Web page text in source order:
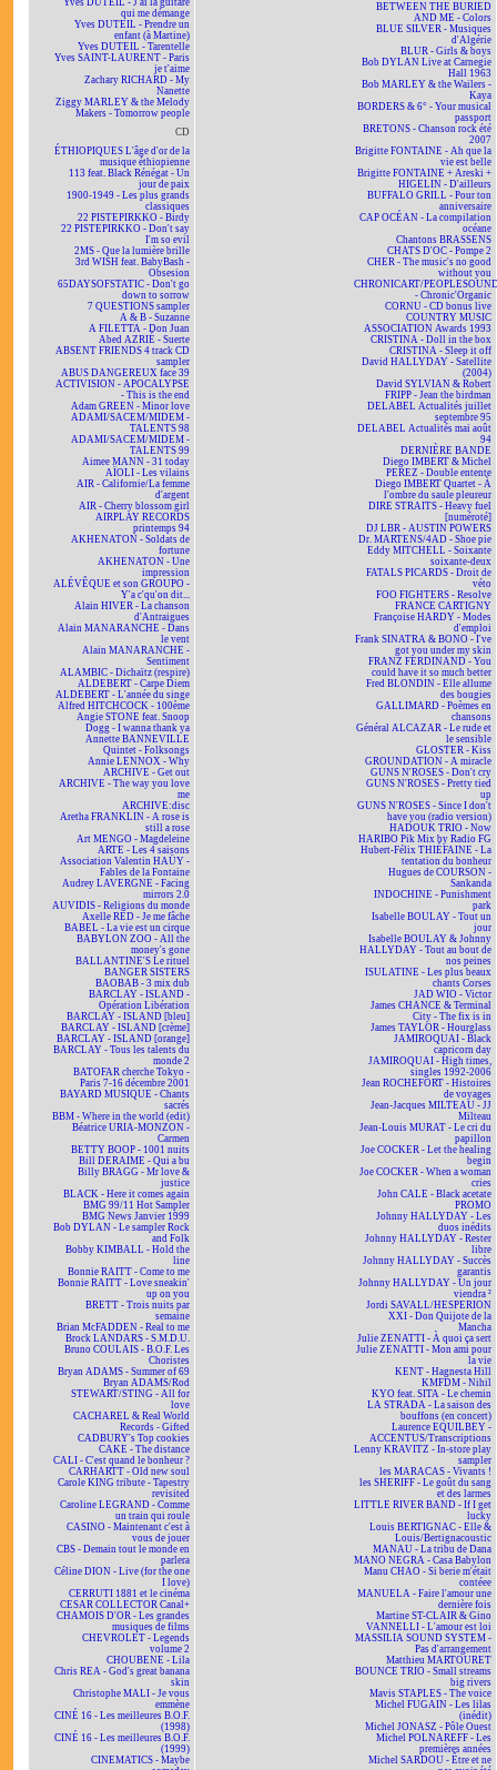
Yves DUTEIL - J'ai la guitare
qui me démange
Yves DUTEIL - Prendre un
enfant (à Martine)
Yves DUTEIL - Tarentelle
Yves SAINT-LAURENT - Paris
je t'aime
Zachary RICHARD - My
Nanette
Ziggy MARLEY & the Melody
Makers - Tomorrow people
CD
ÉTHIOPIQUES L'âge d'or de la
musique éthiopienne
113 feat. Black Rénégat - Un
jour de paix
1900-1949 - Les plus grands
classiques
22 PISTEPIRKKO - Birdy
22 PISTEPIRKKO - Don't say
I'm so evil
2MS - Que la lumière brille
3rd WISH feat. BabyBash -
Obsesion
65DAYSOFSTATIC - Don't go
down to sorrow
7 QUESTIONS sampler
A & B - Suzanne
A FILETTA - Don Juan
Abed AZRIÉ - Suerte
ABSENT FRIENDS 4 track CD
sampler
ABUS DANGEREUX face 39
ACTIVISION - APOCALYPSE
- This is the end
Adam GREEN - Minor love
ADAMI/SACEM/MIDEM -
TALENTS 98
ADAMI/SACEM/MIDEM -
TALENTS 99
Aimee MANN - 31 today
AÏOLI - Les vilains
AIR - Californie/La femme
d'argent
AIR - Cherry blossom girl
AIRPLAY RECORDS
printemps 94
AKHENATON - Soldats de
fortune
AKHENATON - Une
impression
ALÉVÊQUE et son GROUPO -
Y'a c'qu'on dit...
Alain HIVER - La chanson
d'Antraigues
Alain MANARANCHE - Dans
le vent
Alain MANARANCHE -
Sentiment
ALAMBIC - Dichaïtz (respire)
ALDEBERT - Carpe Diem
ALDEBERT - L'année du singe
Alfred HITCHCOCK - 100ème
Angie STONE feat. Snoop
Dogg - I wanna thank ya
Annette BANNEVILLE
Quintet - Folksongs
Annie LENNOX - Why
ARCHIVE - Get out
ARCHIVE - The way you love
me
ARCHIVE:disc
Aretha FRANKLIN - A rose is
still a rose
Art MENGO - Magdeleine
ARTE - Les 4 saisons
Association Valentin HAÜY -
Fables de la Fontaine
Audrey LAVERGNE - Facing
mirrors 2.0
AUVIDIS - Religions du monde
Axelle RED - Je me fâche
BABEL - La vie est un cirque
BABYLON ZOO - All the
money's gone
BALLANTINE'S Le rituel
BANGER SISTERS
BAOBAB - 3 mix dub
BARCLAY - ISLAND -
Opération Libération
BARCLAY - ISLAND [bleu]
BARCLAY - ISLAND [crème]
BARCLAY - ISLAND [orange]
BARCLAY - Tous les talents du
monde 2
BATOFAR cherche Tokyo -
Paris 7-16 décembre 2001
BAYARD MUSIQUE - Chants
sacrés
BBM - Where in the world (edit)
Béatrice URIA-MONZON -
Carmen
BETTY BOOP - 1001 nuits
Bill DERAIME - Qui a bu
Billy BRAGG - Mr love &
justice
BLACK - Here it comes again
BMG 99/11 Hot Sampler
BMG News Janvier 1999
Bob DYLAN - Le sampler Rock
and Folk
Bobby KIMBALL - Hold the
line
Bonnie RAITT - Come to me
Bonnie RAITT - Love sneakin'
up on you
BRETT - Trois nuits par
semaine
Brian McFADDEN - Real to me
Brock LANDARS - S.M.D.U.
Bruno COULAIS - B.O.F. Les
Choristes
Bryan ADAMS - Summer of 69
Bryan ADAMS/Rod
STEWART/STING - All for
love
CACHAREL & Real World
Records - Gifted
CADBURY's Top cookies
CAKE - The distance
CALI - C'est quand le bonheur ?
CARHARTT - Old new soul
Carole KING tribute - Tapestry
revisited
Caroline LEGRAND - Comme
un train qui roule
CASINO - Maintenant c'est à
vous de jouer
CBS - Demain tout le monde en
parlera
Céline DION - Live (for the one
I love)
CERRUTI 1881 et le cinéma
CESAR COLLECTOR Canal+
CHAMOIS D'OR - Les grandes
musiques de films
CHEVROLET - Legends
volume 2
CHOUBENE - Lila
Chris REA - God's great banana
skin
Christophe MALI - Je vous
emmène
CINÉ 16 - Les meilleures B.O.F.
(1998)
CINÉ 16 - Les meilleures B.O.F.
(1999)
CINEMATICS - Maybe
BETWEEN THE BURIED
AND ME - Colors
BLUE SILVER - Musiques
d'Algérie
BLUR - Girls & boys
Bob DYLAN Live at Carnegie
Hall 1963
Bob MARLEY & the Wailers -
Kaya
BORDERS & 6° - Your musical
passport
BRETONS - Chanson rock été
2007
Brigitte FONTAINE - Ah que la
vie est belle
Brigitte FONTAINE + Areski +
HIGELIN - D'ailleurs
BUFFALO GRILL - Pour ton
anniversaire
CAP OCÉAN - La compilation
océane
Chantons BRASSENS
CHATS D'OC - Pompe 2
CHER - The music's no good
without you
CHRONICART/
- Chronic'Organic
CORNU - CD bonus live
COUNTRY MUSIC
ASSOCIATION Awards 1993
CRISTINA - Doll in the box
CRISTINA - Sleep it off
David HALLYDAY - Satellite
(2004)
David SYLVIAN & Robert
FRIPP - Jean the birdman
DELABEL Actualités juillet
septembre 95
DELABEL Actualités mai août
94
DERNIÈRE BANDE
Diego IMBERT & Michel
PEREZ - Double entente
Diego IMBERT Quartet - À
l'ombre du saule pleureur
DIRE STRAITS - Heavy fuel
[numéroté]
DJ LBR - AUSTIN POWERS
Dr. MARTENS/4AD - Shoe pie
Eddy MITCHELL - Soixante
soixante-deux
FATALS PICARDS - Droit de
véto
FOO FIGHTERS - Resolve
FRANCE CARTIGNY
Françoise HARDY - Modes
d'emploi
Frank SINATRA & BONO - I've
got you under my skin
FRANZ FERDINAND - You
could have it so much better
Fred BLONDIN - Elle allume
des bougies
GALLIMARD - Poèmes en
chansons
Général ALCAZAR - Le rude et
le sensible
GLOSTER - Kiss
GROUNDATION - A miracle
GUNS N'ROSES - Don't cry
GUNS N'ROSES - Pretty tied
up
GUNS N'ROSES - Since I don't
have you (radio version)
HADOUK TRIO - Now
HARIBO Pik Mix by Radio FG
Hubert-Félix THIÉFAINE - La
tentation du bonheur
Hugues de COURSON -
Sankanda
INDOCHINE - Punishment
park
Isabelle BOULAY - Tout un
jour
Isabelle BOULAY & Johnny
HALLYDAY - Tout au bout de
nos peines
ISULATINE - Les plus beaux
chants Corses
JAD WIO - Victor
James CHANCE & Terminal
City - The fix is in
James TAYLOR - Hourglass
JAMIROQUAI - Black
capricorn day
JAMIROQUAI - High times,
singles 1992-2006
Jean ROCHEFORT - Histoires
de voyages
Jean-Jacques MILTEAU - JJ
Milteau
Jean-Louis MURAT - Le cri du
papillon
Joe COCKER - Let the healing
begin
Joe COCKER - When a woman
cries
John CALE - Black acetate
PROMO
Johnny HALLYDAY - Les
duos inédits
Johnny HALLYDAY - Rester
libre
Johnny HALLYDAY - Succès
garantis
Johnny HALLYDAY - Un jour
viendra ²
Jordi SAVALL/HESPERION
XXI - Don Quijote de la
Mancha
Julie ZENATTI - À quoi ça sert
Julie ZENATTI - Mon ami pour
la vie
KENT - Hagnesta Hill
KMFDM - Nihil
KYO feat. SITA - Le chemin
LA STRADA - La saison des
bouffons (en concert)
Laurence EQUILBEY -
ACCENTUS/Transcriptions
Lenny KRAVITZ - In-store play
sampler
les MARACAS - Vivants !
les SHERIFF - Le goût du sang
et des larmes
LITTLE RIVER BAND - If I get
lucky
Louis BERTIGNAC - Elle &
Louis/Bertignacoustic
MANAU - La tribu de Dana
MANO NEGRA - Casa Babylon
Manu CHAO - Si berie m'était
contéee
MANUELA - Faire l'amour une
dernière fois
Martine ST-CLAIR & Gino
VANNELLI - L'amour est loi
MASSILIA SOUND SYSTEM -
Pas d'arrangement
Matthieu MARTOURET
BOUNCE TRIO - Small streams
big rivers
Mavis STAPLES - The voice
Michel FUGAIN - Les lilas
(inédit)
Michel JONASZ - Pôle Ouest
Michel POLNAREFF - Les
premières années
Michel SARDOU - Être et ne